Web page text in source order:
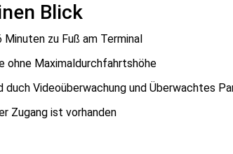
Blick
Minuten zu Fuß am Terminal
ohne Maximaldurchfahrtshöhe
duch Videoüberwachung und Überwachtes
Zugang ist vorhanden